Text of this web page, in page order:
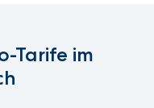
Tarife im